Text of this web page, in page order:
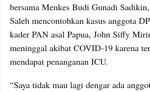
bersama Menkes Budi Gunadi
Saleh mencontohkan kasus anggota
kader PAN asal Papua, John Siffy
meninggal akibat COVID-19 karena
mendapat penanganan ICU.
“Saya tidak mau lagi dengar ada